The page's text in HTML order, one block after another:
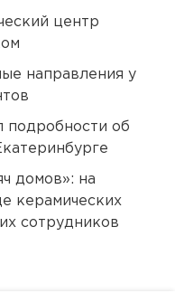
центр
направления у
подробности об
домов»: на
керамических
сотрудников